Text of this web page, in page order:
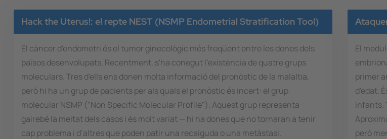
Hack the Uterus!: el repte NEST (NSMP Endometrial Stratification Tool)
El càncer d'endometri és el tumor ginecològic més freqüent entre les dones dels
països desenvolupats. Recentment, s'ha conegut l'existència de quatre grups
moleculars. Tres d'ells ens donen molta informació del pronòstic de la malaltia,
però hi ha un grup de pacients per als quals el pronòstic és incert: el grup
molecular NSMP ("Non Specific Molecular Profile"). Aquest grup representa
gairebé la meitat dels casos i és molt variat — hi ha dones que no tornaran a tenir
cap problema i d’altres que poden patir una recaiguda o una metàstasi.
El
primer
d'edat.
infants.
però